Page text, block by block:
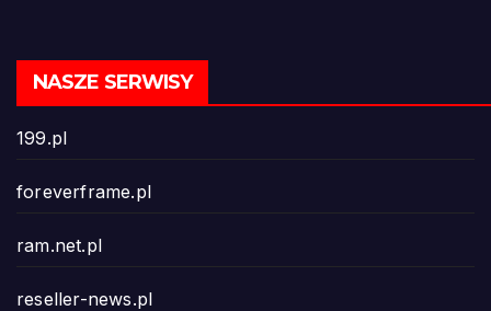
NASZE SERWISY
199.pl
foreverframe.pl
ram.net.pl
reseller-news.pl